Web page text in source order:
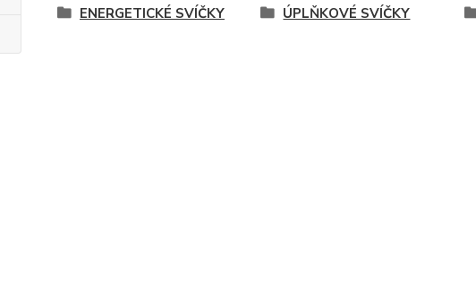
ENERGETICKÉ SVÍČKY ÚPLŇKOVÉ SVÍČKY